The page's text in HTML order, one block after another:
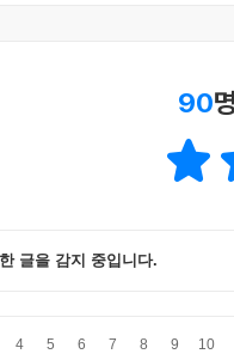
90
글을 감지 중입니다.
4 5 6 7 8 9 10